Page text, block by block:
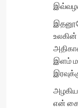
உலகின்
இளம்
அழகிய
என்